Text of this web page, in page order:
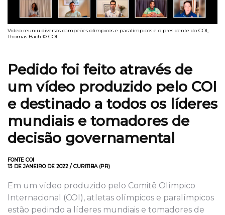
Vídeo reuniu diversos campeões olímpicos e paralímpicos e o presidente do COI,
Thomas Bach © COI
Pedido foi feito através de
um vídeo produzido pelo COI
e destinado a todos os líderes
mundiais e tomadores de
decisão governamental
FONTE COI
13 DE JANEIRO DE 2022 / CURITIBA (PR)
Em um vídeo produzido pelo Comitê Olímpico
Internacional (COI), atletas olímpicos e paralímpicos
estão pedindo a líderes mundiais e tomadores de